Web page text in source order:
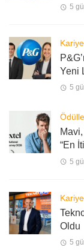
5
Yeni
5
“En
5
Oldu
5